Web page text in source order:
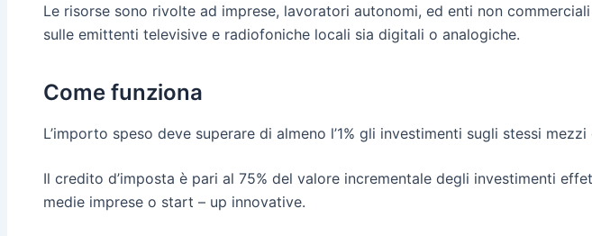
Le risorse sono rivolte ad imprese, lavoratori autonomi, ed enti non
sulle emittenti televisive e radiofoniche locali sia digitali o analogiche.
Come funziona
L’importo speso deve superare di almeno l’1% gli investimenti sugli stessi
Il credito d’imposta è pari al 75% del valore incrementale degli investimenti
medie imprese o start – up innovative.